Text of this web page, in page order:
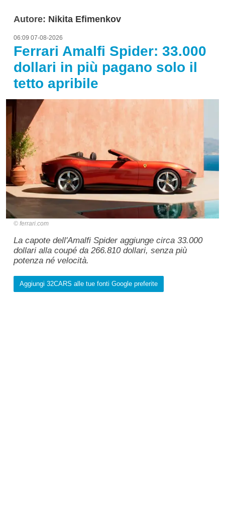
Autore: Nikita Efimenkov
06:09 07-08-2026
Ferrari Amalfi Spider: 33.000
dollari in più pagano solo il
tetto apribile
ferrari.com
La capote dell'Amalfi Spider aggiunge circa 33.000
dollari alla coupé da 266.810 dollari, senza più
potenza né velocità.
Aggiungi 32CARS alle tue fonti Google preferite